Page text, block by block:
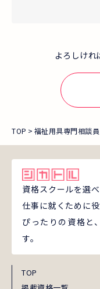
よろしけ
TOP 福祉用具専門相談員
資格スクールを選
仕事に就くために
ぴったりの資格と
す。
TOP